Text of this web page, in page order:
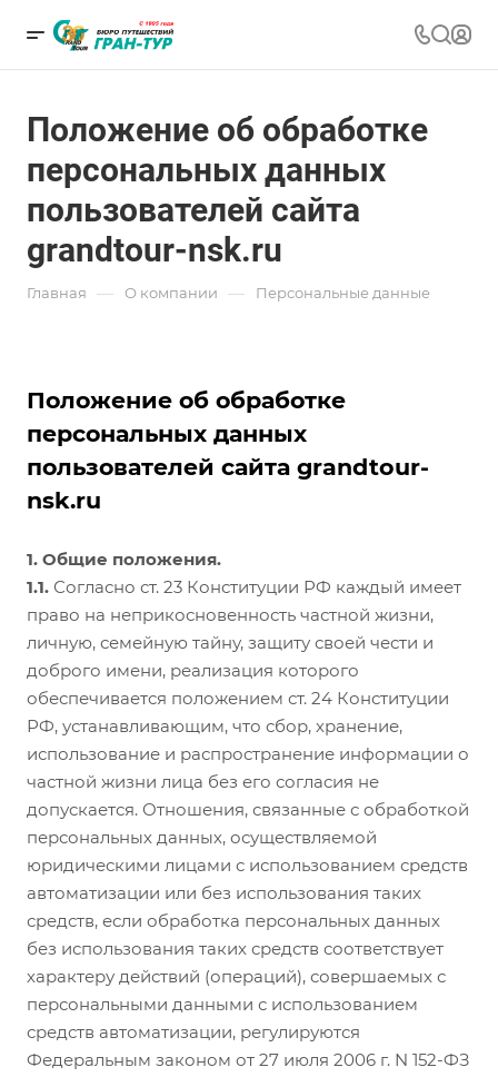
Положение об обработке
персональных данных
пользователей сайта
grandtour-nsk.ru
Главная — О компании — Персональные данные
Положение об обработке
персональных данных
пользователей сайта grandtour-
nsk.ru
1. Общие положения.
1.1. Согласно ст. 23 Конституции РФ каждый имеет
право на неприкосновенность частной жизни,
личную, семейную тайну, защиту своей чести и
доброго имени, реализация которого
обеспечивается положением ст. 24 Конституции
РФ, устанавливающим, что сбор, хранение,
использование и распространение информации о
частной жизни лица без его согласия не
допускается. Отношения, связанные с обработкой
персональных данных, осуществляемой
юридическими лицами с использованием средств
автоматизации или без использования таких
средств, если обработка персональных данных
без использования таких средств соответствует
характеру действий (операций), совершаемых с
персональными данными с использованием
средств автоматизации, регулируются
Федеральным законом от 27 июля 2006 г. N 152-ФЗ